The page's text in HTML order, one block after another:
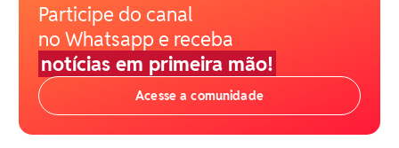
Participe do canal
no Whatsapp e receba
notícias em primeira mão!
Acesse a comunidade